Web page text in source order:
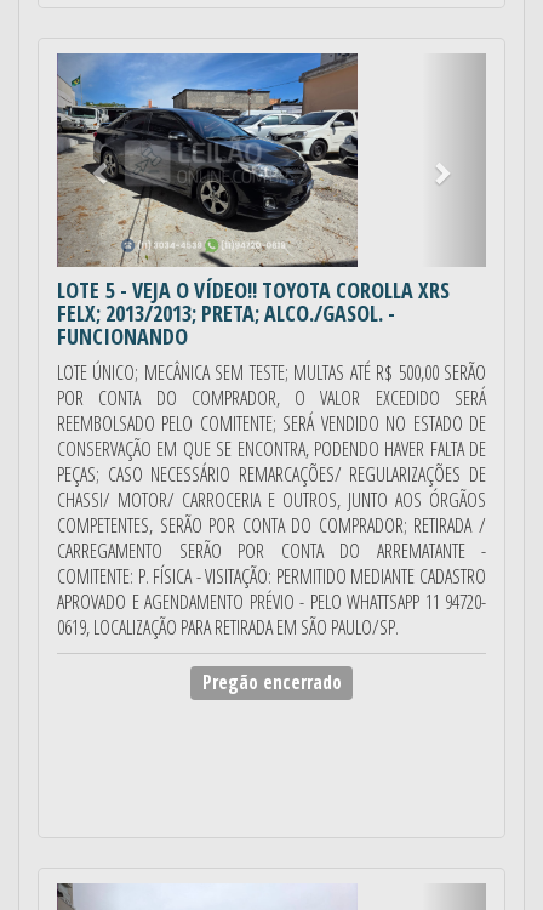
Anterior
LOTE 5 - VEJA O VÍDEO!! TOYOTA COROLLA XRS
FELX; 2013/2013; PRETA; ALCO./GASOL. -
FUNCIONANDO
LOTE ÚNICO; MECÂNICA SEM TESTE; MULTAS ATÉ R$ 500,00 SERÃO
POR CONTA DO COMPRADOR, O VALOR EXCEDIDO SERÁ
REEMBOLSADO PELO COMITENTE; SERÁ VENDIDO NO ESTADO DE
CONSERVAÇÃO EM QUE SE ENCONTRA, PODENDO HAVER FALTA DE
PEÇAS; CASO NECESSÁRIO REMARCAÇÕES/ REGULARIZAÇÕES DE
CHASSI/ MOTOR/ CARROCERIA E OUTROS, JUNTO AOS ÓRGÃOS
COMPETENTES, SERÃO POR CONTA DO COMPRADOR; RETIRADA /
CARREGAMENTO SERÃO POR CONTA DO ARREMATANTE -
COMITENTE: P. FÍSICA - VISITAÇÃO: PERMITIDO MEDIANTE CADASTRO
APROVADO E AGENDAMENTO PRÉVIO - PELO WHATTSAPP 11 94720-
0619, LOCALIZAÇÃO PARA RETIRADA EM SÃO PAULO/SP.
Pregão encerrado